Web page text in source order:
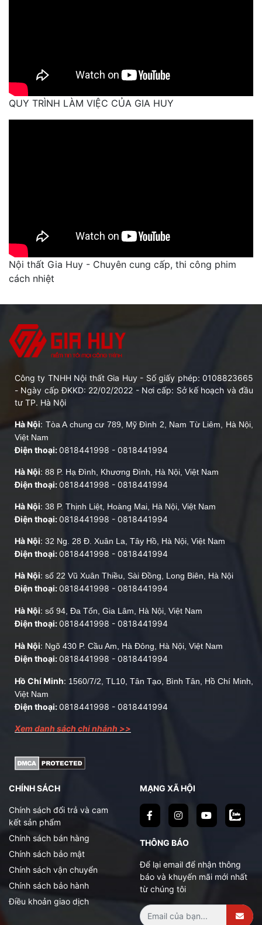
QUY TRÌNH LÀM VIỆC CỦA GIA HUY
Nội thất Gia Huy - Chuyên cung cấp, thi công phim
cách nhiệt
Công ty TNHH Nội thất Gia Huy - Số giấy phép: 0108823665
- Ngày cấp ĐKKD: 22/02/2022 - Nơi cấp: Sở kế hoạch và đầu
tư TP. Hà Nội
Hà Nội: Tòa A chung cư 789, Mỹ Đình 2, Nam Từ Liêm, Hà Nội,
Việt Nam
Điện thoại:0818441998 - 0818441994
Hà Nội: 88 P. Hạ Đình, Khương Đình, Hà Nội, Việt Nam
Điện thoại:0818441998 - 0818441994
Hà Nội: 38 P. Thịnh Liệt, Hoàng Mai, Hà Nội, Việt Nam
Điện thoại:0818441998 - 0818441994
Hà Nội: 32 Ng. 28 Đ. Xuân La, Tây Hồ, Hà Nội, Việt Nam
Điện thoại:0818441998 - 0818441994
Hà Nội: số 22 Vũ Xuân Thiều, Sài Đồng, Long Biên, Hà Nội
Điện thoại:0818441998 - 0818441994
Hà Nội: số 94, Đa Tốn, Gia Lâm, Hà Nội, Việt Nam
Điện thoại:0818441998 - 0818441994
Hà Nội: Ngõ 430 P. Cầu Am, Hà Đông, Hà Nội, Việt Nam
Điện thoại:0818441998 - 0818441994
Hồ Chí Minh: 1560/7/2, TL10, Tân Tạo, Bình Tân, Hồ Chí Minh,
Việt Nam
Điện thoại:0818441998 - 0818441994
Xem danh sách chi nhánh >>
CHÍNH SÁCH
Chính sách đổi trả và cam
kết sản phẩm
Chính sách bán hàng
Chính sách bảo mật
Chính sách vận chuyển
Chính sách bảo hành
Điều khoản giao dịch
MẠNG XÃ HỘI
THÔNG BÁO
Để lại email để nhận thông
báo và khuyến mãi mới nhất
từ chúng tôi